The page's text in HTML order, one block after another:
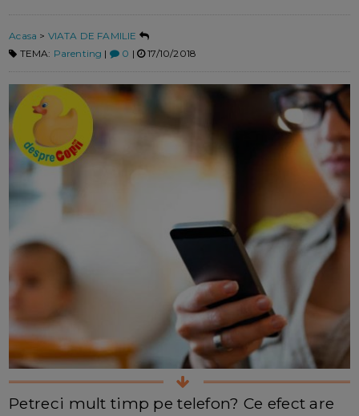
Acasa > VIATA DE FAMILIE
TEMA: Parenting | 0 | 17/10/2018
Petreci mult timp pe telefon? Ce efect are